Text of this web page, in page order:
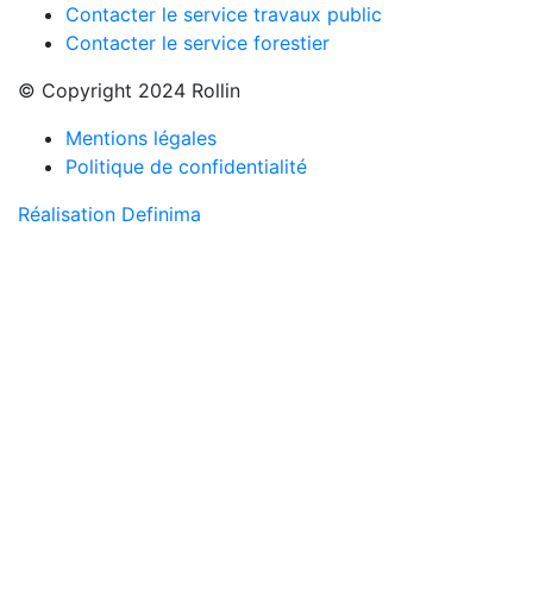
Contacter le service travaux public
Contacter le service forestier
© Copyright 2024 Rollin
Mentions légales
Politique de confidentialité
Réalisation Definima